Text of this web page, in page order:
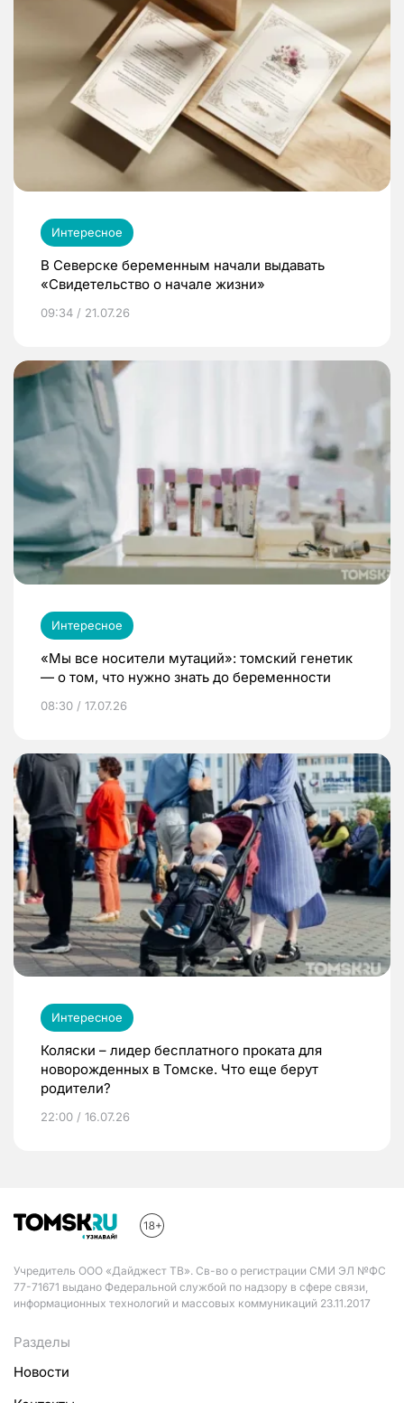
Интересное
В Северске беременным начали выдавать
«Свидетельство о начале жизни»
09:34 / 21.07.26
Интересное
«Мы все носители мутаций»: томский генетик
— о том, что нужно знать до беременности
08:30 / 17.07.26
Интересное
Коляски – лидер бесплатного проката для
новорожденных в Томске. Что еще берут
родители?
22:00 / 16.07.26
Учредитель ООО «Дайджест ТВ». Св-во о регистрации СМИ ЭЛ №ФС
77-71671 выдано Федеральной службой по надзору в сфере связи,
информационных технологий и массовых коммуникаций 23.11.2017
Разделы
Новости